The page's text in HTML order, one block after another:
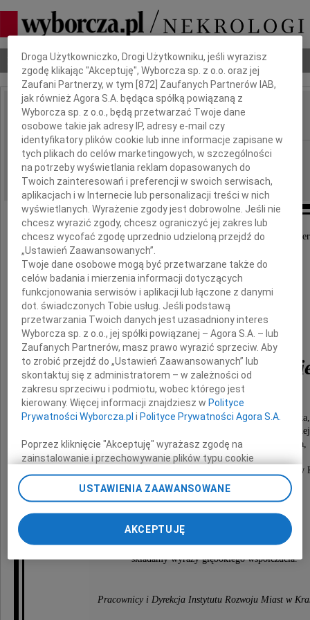
Nekrologi Odeszli Poradnik pogrzebowy
IMIĘ I NAZWISKO: Hanna Zaniewska
REGION: cała Polska, Kraków
DATA EMISJI: 24.05.2016
Z głębokim żalem przyjęliśmy wiadomość o
prof. Hanki
długoletniego, cenionego pracownika
i Dyrektora Instytutu Kształtowania Środowiska,
Instytutu Gospodarki Przestrzennej i
a ostatnio kierownika Zakładu Mieszkalnictwa,
zastępcy dyrektora ds. naukowych
oraz członka Rady Naukowej Instytutu Rozwoju Miast w
Rodzinie Zmarłej
składamy wyrazy głębokiego współczucia.
Pracownicy i Dyrekcja Instytutu Rozwoju Miast w
Dbamy o Twoją prywatność
Droga Użytkowniczko, Drogi Użytkowniku, jeśli wyrazisz
zgodę klikając "Akceptuję", Wyborcza sp. z o.o. oraz jej
Zaufani Partnerzy, w tym [872] Zaufanych Partnerów IAB,
jak również Agora S.A. będąca spółką powiązaną z
Wyborcza sp. z o.o., będą przetwarzać Twoje dane
osobowe takie jak adresy IP, adresy e-mail czy
identyfikatory plików cookie lub inne informacje zapisane w
tych plikach do celów marketingowych, w szczególności
na potrzeby wyświetlania reklam dopasowanych do
Twoich zainteresowań i preferencji w swoich serwisach,
aplikacjach i w Internecie lub personalizacji treści w nich
wyświetlanych. Wyrażenie zgody jest dobrowolne. Jeśli nie
chcesz wyrazić zgody, chcesz ograniczyć jej zakres lub
chcesz wycofać zgodę uprzednio udzieloną przejdź do
„Ustawień Zaawansowanych”.
Twoje dane osobowe mogą być przetwarzane także do
celów badania i mierzenia informacji dotyczących
funkcjonowania serwisów i aplikacji lub łączone z danymi
dot. świadczonych Tobie usług. Jeśli podstawą
przetwarzania Twoich danych jest uzasadniony interes
Wyborcza sp. z o.o., jej spółki powiązanej – Agora S.A. – lub
Zaufanych Partnerów, masz prawo wyrazić sprzeciw. Aby
to zrobić przejdź do „Ustawień Zaawansowanych” lub
skontaktuj się z administratorem – w zależności od
zakresu sprzeciwu i podmiotu, wobec którego jest
kierowany. Więcej informacji znajdziesz wPolityce
Prywatności Wyborcza.pl iPolityce Prywatności Agora S.A.
Poprzez kliknięcie "Akceptuję" wyrażasz zgodę na
zainstalowanie i przechowywanie plików typu cookie
Wyborczej sp. z o. o. jej Zaufanych Partnerów i Agora S.A.
na Twoim urządzeniu końcowym. Możesz też w każdej
chwili zmienić swoje preferencje dot. plików cookie,
ponownie wywołując narzędzie do zarządzania Twoimi
preferencjami dot. przetwarzania danych poprzez
odnośnik „Ustawienia prywatności” w stopce serwisu i
USTAWIENIA ZAAWANSOWANE
AKCEPTUJĘ